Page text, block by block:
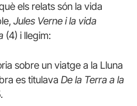
els relats són la vida
Jules Verne i la vida
(4) i llegim:
sobre un viatge a la Lluna
es titulava De la Terra a la